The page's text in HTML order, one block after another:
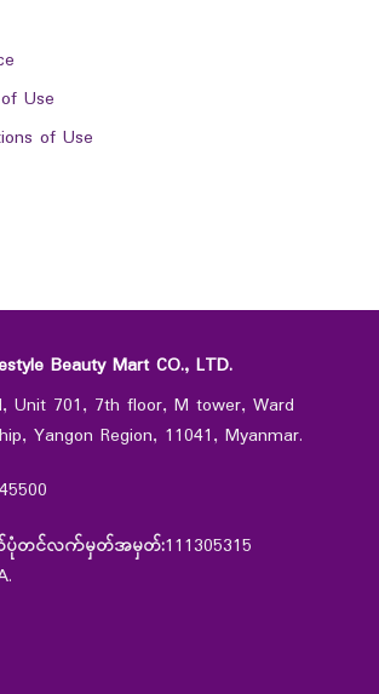
Use
of Use
Beauty Mart CO., LTD.
Unit 701, 7th floor, M tower, Ward
Yangon Region, 11041, Myanmar.
မှတ်ပုံတင်လက်မှတ်အမှတ်:111305315